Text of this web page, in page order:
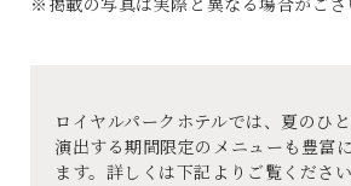
ロイヤルパークホテルでは、 夏のひ
演出する期間限定のメニューも豊富
ます。詳しくは下記よりご覧ください